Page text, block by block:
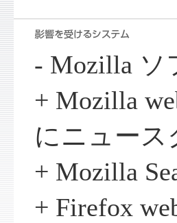
- Mozilla ソ
+ Mozilla
にニュー
+ Mozilla
+ Firefox